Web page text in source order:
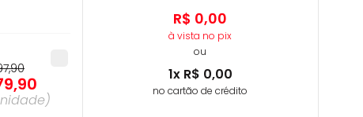
,90
,90
)
R$ 0,00
à vista no pix
ou
1x R$ 0,00
no cartão de crédito